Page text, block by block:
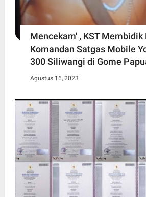
Mencekam' , KST Membidik
Komandan Satgas Mobile
300 Siliwangi di Gome
Agustus 16, 2023